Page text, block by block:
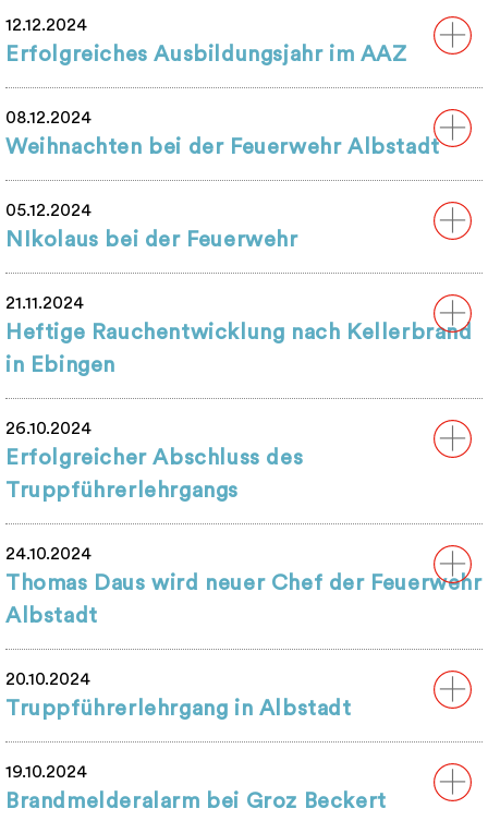
12.12.2024
Erfolgreiches Ausbildungsjahr im AAZ
08.12.2024
Weihnachten bei der Feuerwehr Albstadt
05.12.2024
NIkolaus bei der Feuerwehr
21.11.2024
Heftige Rauchentwicklung nach Kellerbrand
in Ebingen
26.10.2024
Erfolgreicher Abschluss des
Truppführerlehrgangs
24.10.2024
Thomas Daus wird neuer Chef der Feuerwehr
Albstadt
20.10.2024
Truppführerlehrgang in Albstadt
19.10.2024
Brandmelderalarm bei Groz Beckert